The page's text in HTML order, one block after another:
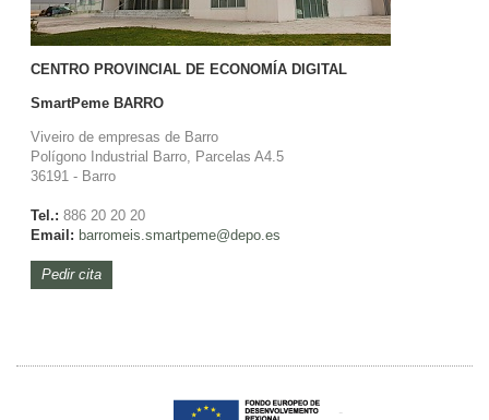
CENTRO PROVINCIAL DE ECONOMÍA DIGITAL
SmartPeme BARRO
Viveiro de empresas de Barro
Polígono Industrial Barro, Parcelas A4.5
36191 - Barro
Tel.: 886 20 20 20
Email: barromeis.smartpeme@depo.es
Pedir cita